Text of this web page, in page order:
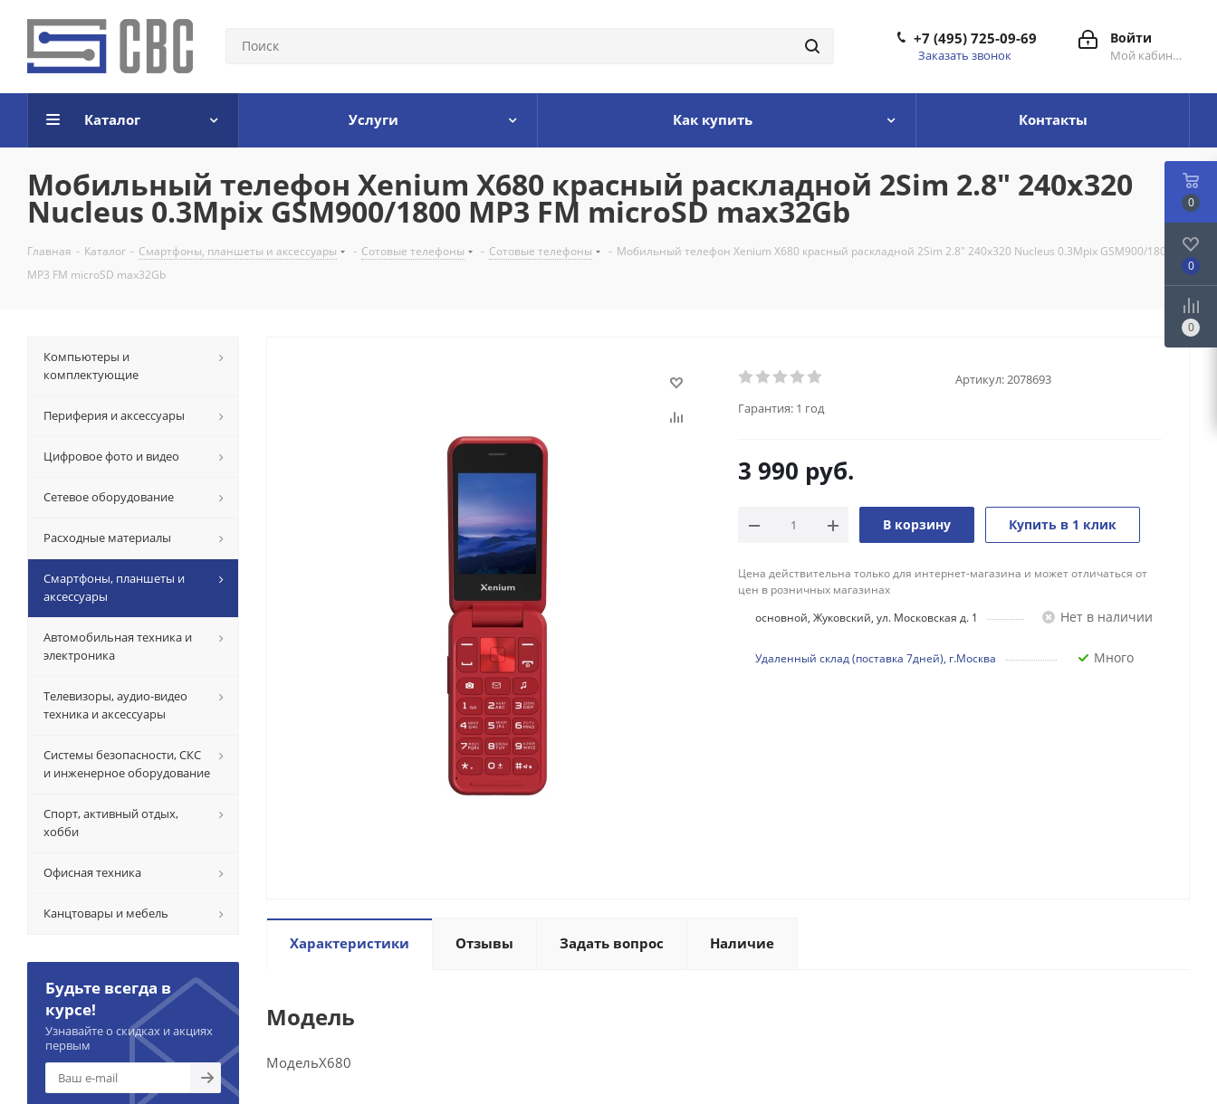
Войти
Мой кабинет
+7 (495) 725-09-69
Заказать звонок
Каталог Услуги Как купить Контакты
Мобильный телефон Xenium X680 красный раскладной 2Sim 2.8" 240x320
Nucleus 0.3Mpix GSM900/1800 MP3 FM microSD max32Gb
Главная - Каталог - Смартфоны, планшеты и аксессуары - Сотовые телефоны - Сотовые телефоны - Мобильный телефон Xenium X680 красный раскладной 2Sim 2.8" 240x320 Nucleus 0.3Mpix GSM900/1800
MP3 FM microSD max32Gb
Артикул: 2078693
Гарантия: 1 год
3 990 руб.
В корзину Купить в 1 клик
Цена действительна только для интернет-магазина и может отличаться от
цен в розничных магазинах
основной, Жуковский, ул. Московская д. 1
Нет в наличии
Удаленный склад (поставка 7дней), г.Москва Много
Характеристики Отзывы Задать вопрос Наличие
Модель
МодельX680
Компьютеры и
комплектующие
Периферия и аксессуары
Цифровое фото и видео
Сетевое оборудование
Расходные материалы
Смартфоны, планшеты и
аксессуары
Автомобильная техника и
электроника
Телевизоры, аудио-видео
техника и аксессуары
Системы безопасности, СКС
и инженерное оборудование
Спорт, активный отдых,
хобби
Офисная техника
Канцтовары и мебель
Будьте всегда в
курсе!
Узнавайте о скидках и акциях
первым
0
0
0